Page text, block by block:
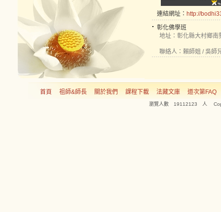
連結網址： http://
彰化佛學班
地址：彰化縣大村鄉南
聯絡人：賴師姐 / 吳師
首頁 祖師&師長 關於我們 課程下載 法藏文庫 道次第FAQ
瀏覽人數 19112123 人